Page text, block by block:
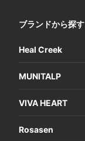
ブランドから探す
Heal Creek
MUNITALP
VIVA HEART
Rosasen